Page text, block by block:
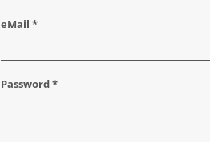
eMail *
Password *